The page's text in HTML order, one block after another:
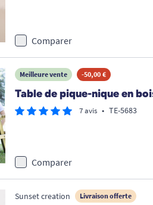
Comparer
Meilleure vente -50,00 €
Table de pique-nique en
7 avis • TE-5683
Comparer
Sunset creation Livraison offerte